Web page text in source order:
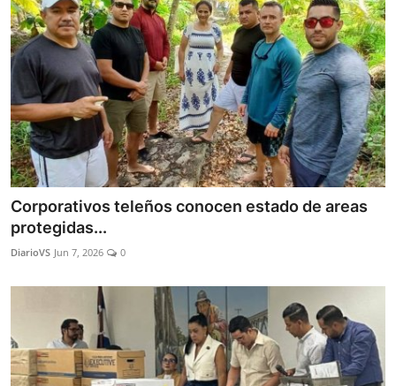
Corporativos teleños conocen estado de areas
protegidas...
DiarioVS Jun 7, 2026 0